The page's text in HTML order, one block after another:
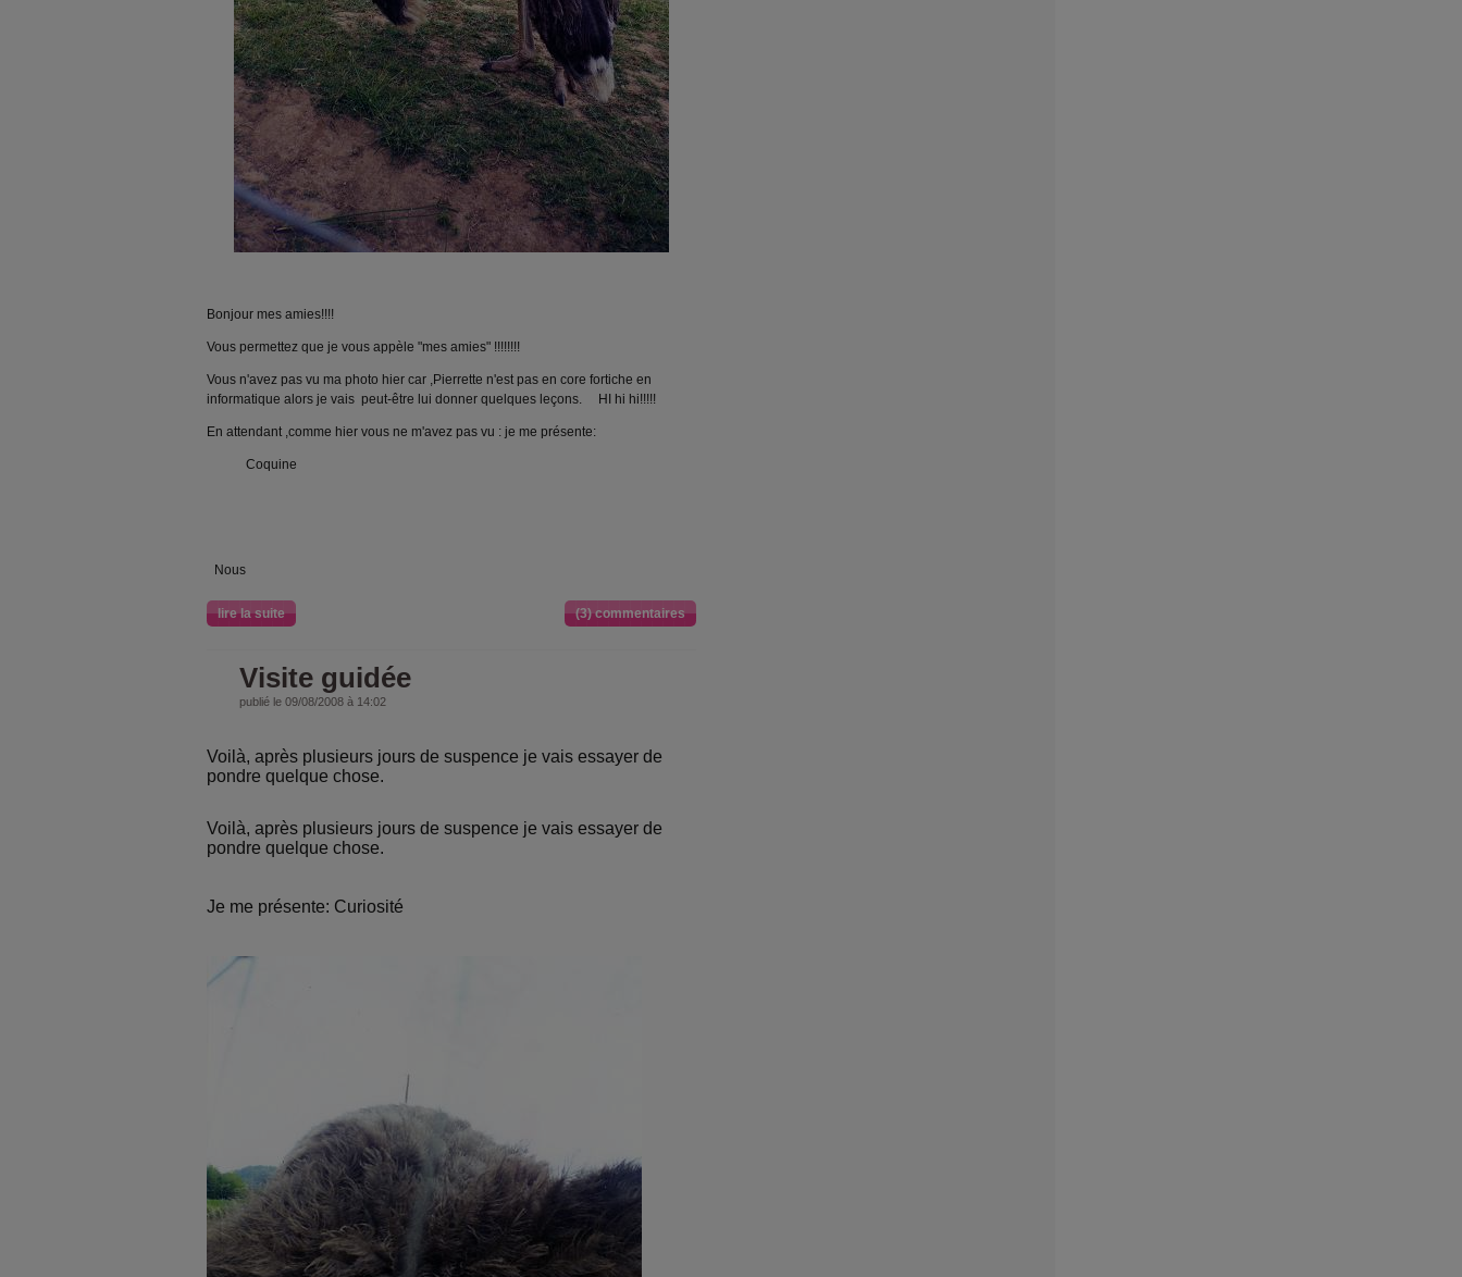
Bonjour mes amies!!!!
Vous permettez que je vous appèle "mes amies" !!!!!!!!
Vous n'avez pas vu ma photo hier car ,Pierrette n'est pas en core fortiche en
informatique alors je vais peut-être lui donner quelques leçons. HI hi hi!!!!!
En attendant ,comme hier vous ne m'avez pas vu : je me présente:
Coquine
Nous
lire la suite (3) commentaires
Visite guidée
publié le 09/08/2008 à 14:02
Voilà, après plusieurs jours de suspence je vais essayer de
pondre quelque chose.
Voilà, après plusieurs jours de suspence je vais essayer de
pondre quelque chose.
Je me présente: Curiosité